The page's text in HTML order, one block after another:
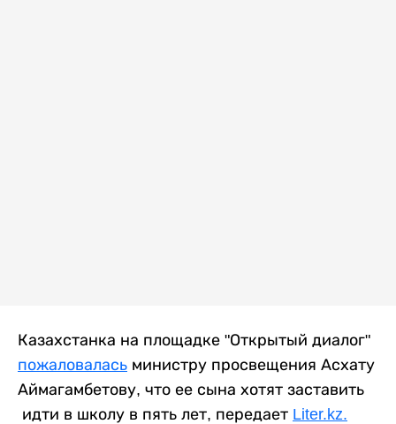
Казахстанка на площадке "Открытый диалог"
пожаловалась министру просвещения Асхату
Аймагамбетову, что ее сына хотят заставить
идти в школу в пять лет, передает Liter.kz.